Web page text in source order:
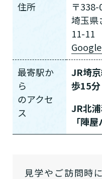
住所
〒338-
埼玉県
11-11
最寄駅か
ら
のアクセ
ス
JR埼
歩15分
JR北
「陣
見学やご訪問時